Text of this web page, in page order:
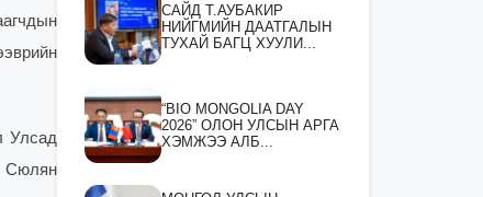
Улсад
Сюлян
САЙД Т.АУБАКИР
НИЙГМИЙН ДААТГАЛЫН
ТУХАЙ БАГЦ ХУУЛИ...
“BIO MONGOLIA DAY
2026” ОЛОН УЛСЫН АРГА
ХЭМЖЭЭ АЛБ...